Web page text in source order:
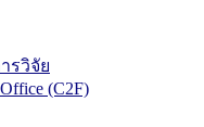
รวิจัย
(C2F)